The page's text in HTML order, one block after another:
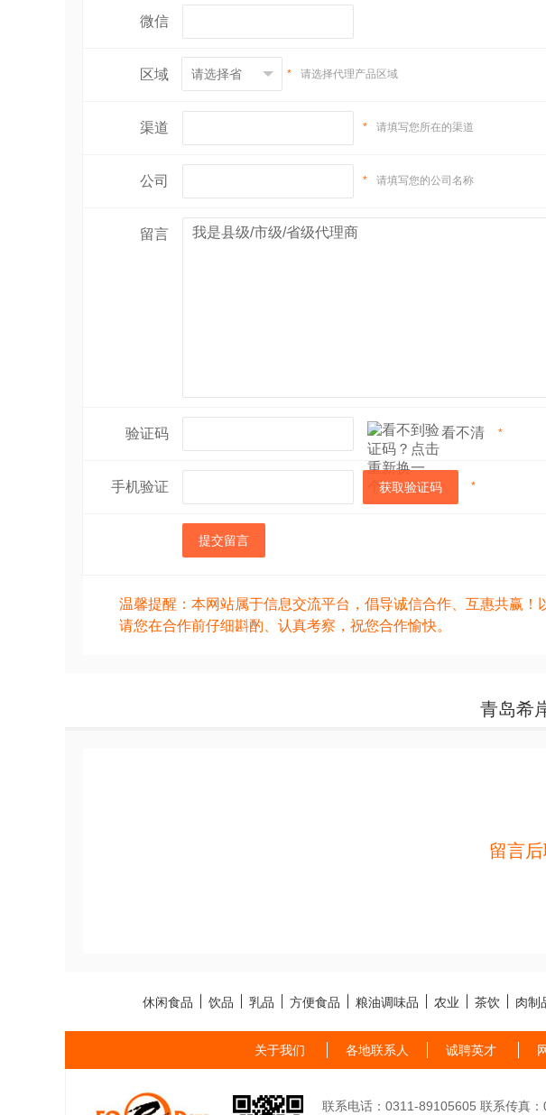
微信
区域 * 请选择代理产品区域
渠道 * 请填写您所在的渠道
公司 * 请填写您的公司名称
留言
验证码 看不清 *
手机验证 获取验证码 *
提交留言
温馨提醒：本网站属于信息交流平台，倡导诚信合作、互惠共赢
请您在合作前仔细斟酌、认真考察，祝您合作愉快。
青岛希
留言
休闲食品 饮品 乳品 方便食品 粮油调味品 农业 茶饮 肉制
关于我们 各地联系人 诚聘英才
联系电话：0311-89105605 联系传真